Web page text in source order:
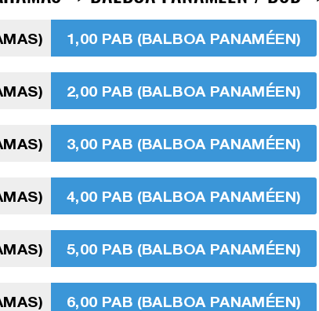
1,00 PAB (BALBOA PANAMÉEN)
2,00 PAB (BALBOA PANAMÉEN)
3,00 PAB (BALBOA PANAMÉEN)
4,00 PAB (BALBOA PANAMÉEN)
5,00 PAB (BALBOA PANAMÉEN)
6,00 PAB (BALBOA PANAMÉEN)